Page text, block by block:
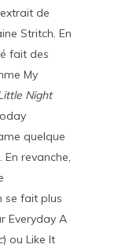
de
Stritch. En
fait des
My
Night
quelque
revanche,
se fait plus
Everyday A
) ou Like It